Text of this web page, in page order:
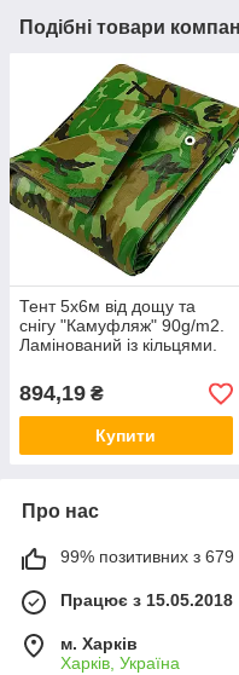
Подібні товари
Тент 5х6м від дощу та
снігу "Камуфляж" 90g/m2.
Ламінований із кільцями.
894,19 ₴
Купити
Про нас
99% позитивних з 679
Працює з 15.05.2018
м. Харків
Харків, Україна